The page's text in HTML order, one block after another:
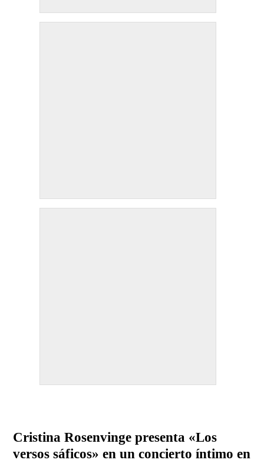
Cristina Rosenvinge presenta «Los
versos sáficos» en un concierto íntimo en